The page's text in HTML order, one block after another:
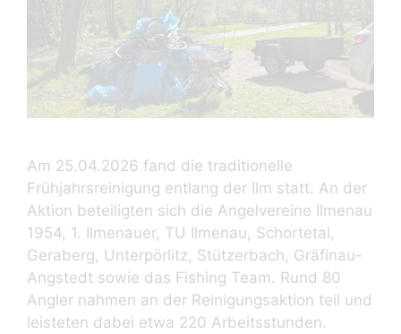
Am 25.04.2026 fand die traditionelle
Frühjahrsreinigung entlang der Ilm statt. An der
Aktion beteiligten sich die Angelvereine Ilmenau
1954, 1. Ilmenauer, TU Ilmenau, Schortetal,
Geraberg, Unterpörlitz, Stützerbach, Gräfinau-
Angstedt sowie das Fishing Team. Rund 80
Angler nahmen an der Reinigungsaktion teil und
leisteten dabei etwa 220 Arbeitsstunden.